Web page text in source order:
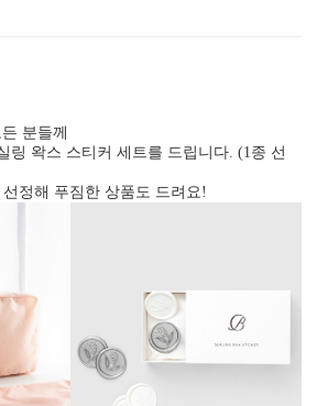
도 등)이 컬러 인쇄로 표현됩니다.
분들께
링 왁스 스티커 세트를 드립니다. (1종 선
정해 푸짐한 상품도 드려요!